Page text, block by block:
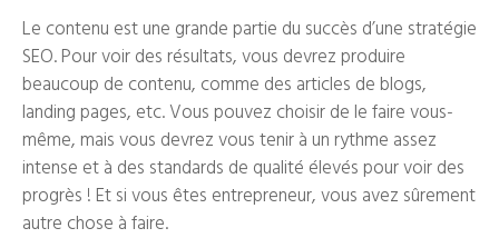
Le contenu est une grande partie du succès d’une stratégie
SEO. Pour voir des résultats, vous devrez produire
beaucoup de contenu, comme des articles de blogs,
landing pages, etc. Vous pouvez choisir de le faire vous-
même, mais vous devrez vous tenir à un rythme assez
intense et à des standards de qualité élevés pour voir des
progrès ! Et si vous êtes entrepreneur, vous avez sûrement
autre chose à faire.